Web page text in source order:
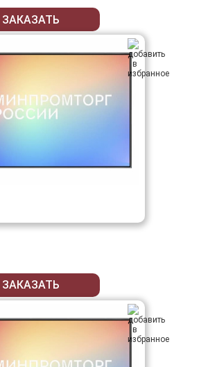
ЗАКАЗАТЬ
ЗАКАЗАТЬ